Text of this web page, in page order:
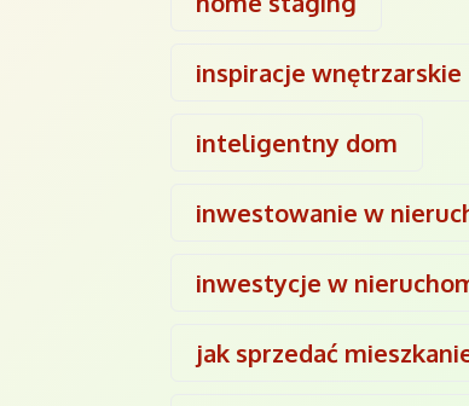
inspiracje wnętrzarskie
inteligentny dom
inwestowanie w
inwestycje w
jak sprzedać